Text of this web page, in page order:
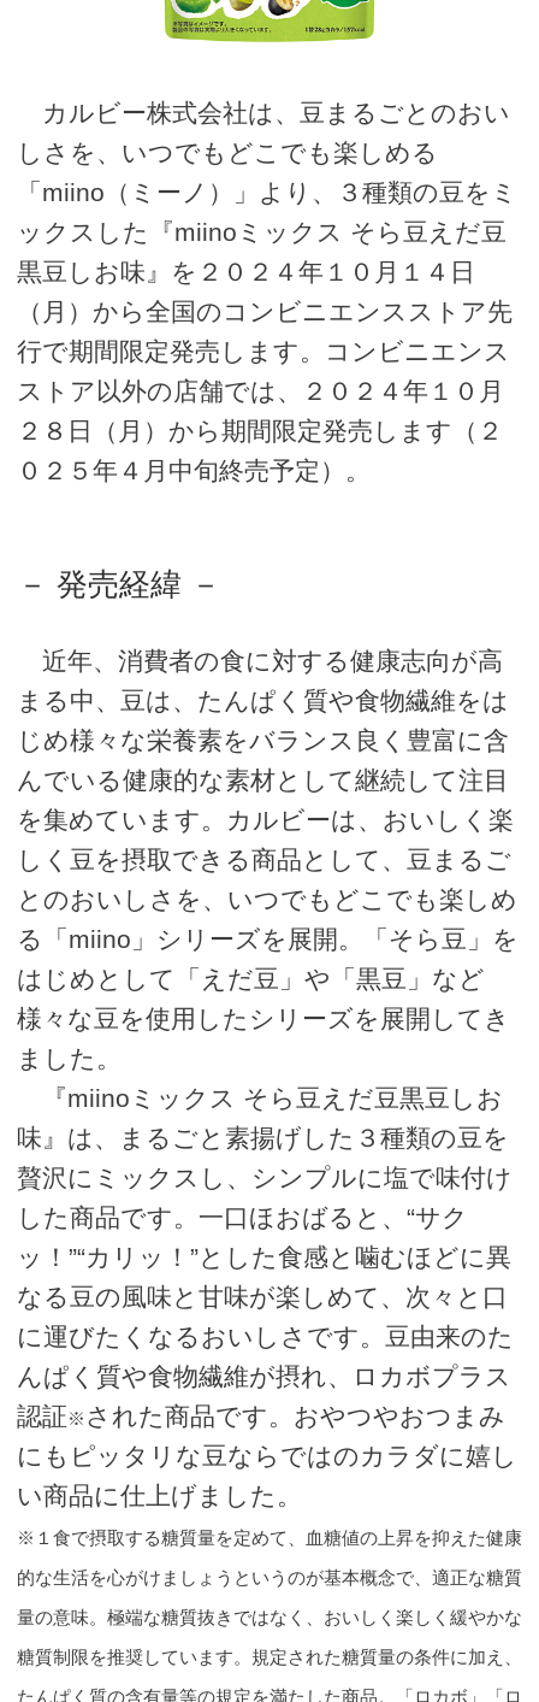
カルビー株式会社は、豆まるごとのおい
しさを、いつでもどこでも楽しめる
「miino（ミーノ）」より、３種類の豆をミ
ックスした『miinoミックス そら豆えだ豆
黒豆しお味』を２０２４年１０月１４日
（月）から全国のコンビニエンスストア先
行で期間限定発売します。コンビニエンス
ストア以外の店舗では、２０２４年１０月
２８日（月）から期間限定発売します（２
０２５年４月中旬終売予定）。
－ 発売経緯 －
近年、消費者の食に対する健康志向が高
まる中、豆は、たんぱく質や食物繊維をは
じめ様々な栄養素をバランス良く豊富に含
んでいる健康的な素材として継続して注目
を集めています。カルビーは、おいしく楽
しく豆を摂取できる商品として、豆まるご
とのおいしさを、いつでもどこでも楽しめ
る「miino」シリーズを展開。「そら豆」を
はじめとして「えだ豆」や「黒豆」など
様々な豆を使用したシリーズを展開してき
ました。
『miinoミックス そら豆えだ豆黒豆しお
味』は、まるごと素揚げした３種類の豆を
贅沢にミックスし、シンプルに塩で味付け
した商品です。一口ほおばると、“サク
ッ！”“カリッ！”とした食感と噛むほどに異
なる豆の風味と甘味が楽しめて、次々と口
に運びたくなるおいしさです。豆由来のた
んぱく質や食物繊維が摂れ、ロカボプラス
認証※ された商品です。おやつやおつまみ
にもピッタリな豆ならではのカラダに嬉し
い商品に仕上げました。
※１食で摂取する糖質量を定めて、血糖値の上昇を抑えた健康
的な生活を心がけましょうというのが基本概念で、適正な糖質
量の意味。極端な糖質抜きではなく、おいしく楽しく緩やかな
糖質制限を推奨しています。規定された糖質量の条件に加え、
たんぱく質の含有量等の規定を満たした商品。「ロカボ」「ロ